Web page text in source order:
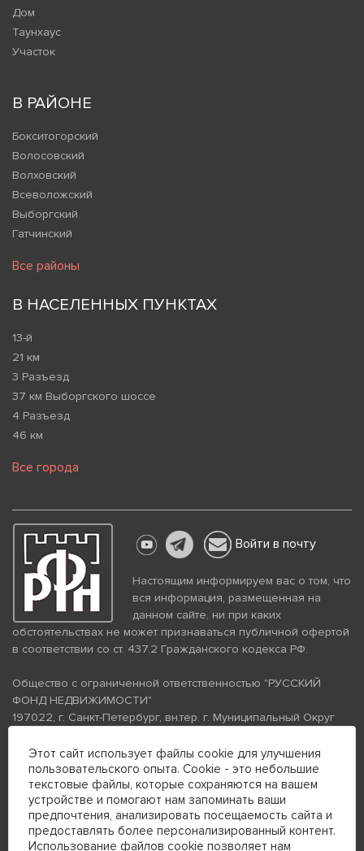
Дом
Таунхаус
Участок
В РАЙОНЕ
Бокситогорский
Волосовский
Волховский
Всеволожский
Выборгский
Гатчинский
Все районы
В НАСЕЛЕННЫХ ПУНКТАХ
13-й
21 км
3 Разъезд
37 км Выборгского шоссе
4 Разъезд
46 км
Все города
Войти в почту
Настоящим информируем вас о том, что
вся информация, размещенная на
данном сайте, ни при каких
обстоятельствах не может признаваться публичной офертой
в соответствии со ст. 437.2 Гражданского кодекса РФ.
Общество с ограниченной ответственностью "РУССКИЙ
ФОНД НЕДВИЖИМОСТИ"
197022, г. Санкт-Петербург, вн.тер. г. Муниципальный Округ
помещение 26Н, комната 103
ИНН 7813672570 КПП 781301001 ОГРН 1237800058870
Политика конфиденциальности
Политика обработки
персональных данных
Телефон для связи:
+7 (812) 200-99-98
Этот сайт использует файлы cookie для улучшения
пользовательского опыта. Cookie - это небольшие
текстовые файлы, которые сохраняются на вашем
устройстве и помогают нам запоминать ваши
предпочтения, анализировать посещаемость сайта и
предоставлять более персонализированный контент.
Использование файлов cookie позволяет нам